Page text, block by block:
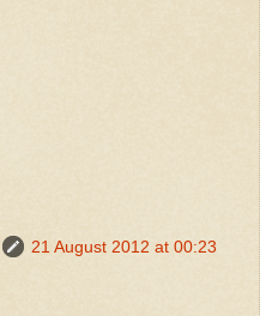
21 August 2012 at 00:23